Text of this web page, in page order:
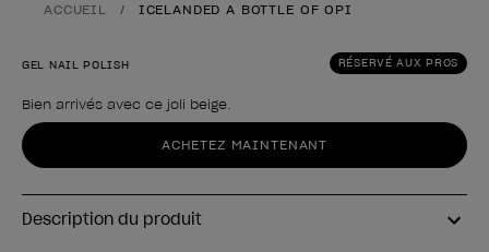
ACCUEIL ICELANDED A BOTTLE OF OPI
RÉSERVÉ AUX PROS
GEL NAIL POLISH
Bien arrivés avec ce joli beige.
Forme du produit
ACHETEZ MAINTENANT
Description du produit